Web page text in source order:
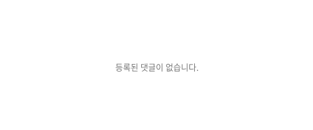
등록된 댓글이 없습니다.